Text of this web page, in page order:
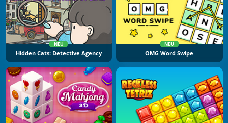
NEU
Hidden Cats: Detective Agency
NEU
OMG Word Swipe